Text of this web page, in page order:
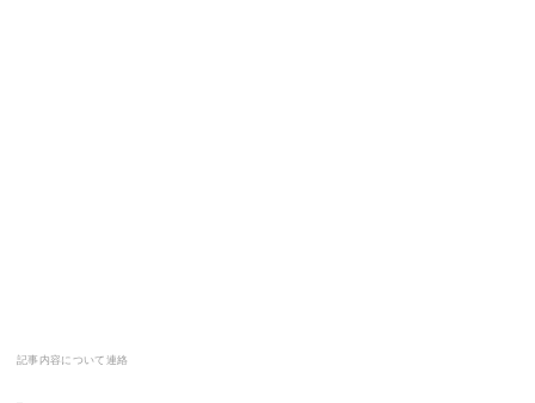
記事内容について連絡